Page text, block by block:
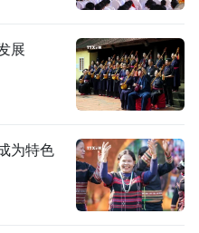
展
为特色